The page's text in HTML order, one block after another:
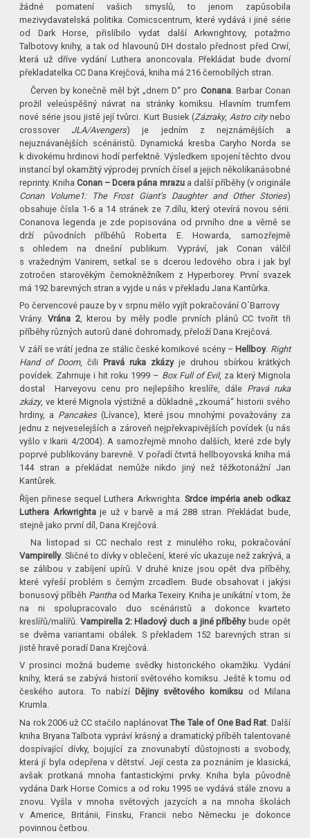
žádné pomatení vašich smyslů, to jenom zapůsobila
mezivydavatelská politika. Comicscentrum, které vydává i jiné série
od Dark Horse, přislíbilo vydat další Arkwrightovy, potažmo
Talbotovy knihy, a tak od hlavounů DH dostalo přednost před Crwí,
která už dříve vydání Luthera anoncovala. Překládat bude dvorní
překladatelka CC Dana Krejčová, kniha má 216 černobílých stran.
Červen by konečně měl být „dnem D“ pro Conana. Barbar Conan
prožil veleúspěšný návrat na stránky komiksu. Hlavním trumfem
nové série jsou jistě její tvůrci. Kurt Busiek (Zázraky, Astro citynebo
crossover JLA/Avengers) je jedním z nejznámějších a
nejuznávanějších scénáristů. Dynamická kresba Caryho Norda se
k divokému hrdinovi hodí perfektně. Výsledkem spojení těchto dvou
instancí byl okamžitý výprodej prvních čísel a jejich několikanásobné
reprinty. KnihaConan – Dcera pána mrazua další příběhy (v originále
Conan Volume1: The Frost Giant’s Daughter and Other Stories)
obsahuje čísla 1-6 a 14 stránek ze 7.dílu, který otevírá novou sérii.
Conanova legenda je zde popisována od prvního dne a věrně se
drží původních příběhů Roberta E. Howarda, samozřejmě
s ohledem na dnešní publikum. Vypráví, jak Conan válčil
s vražedným Vanirem, setkal se s dcerou ledového obra i jak byl
zotročen starověkým černokněžníkem z Hyperborey. První svazek
má 192 barevných stran a vyjde u nás v překladu Jana Kantůrka.
Po červencové pauze by v srpnu mělo vyjít pokračování O´Barrovy
Vrány. Vrána 2, kterou by měly podle prvních plánů CC tvořit tři
příběhy různých autorů dané dohromady, přeloží Dana Krejčová.
V září se vrátí jedna ze stálic české komikové scény – Hellboy. Right
Hand of Doom, čili Pravá ruka zkázyje druhou sbírkou krátkých
povídek. Zahrnuje i hit roku 1999 – Box Full of Evil, za který Mignola
dostal Harveyovu cenu pro nejlepšího kreslíře, dále Pravá ruka
zkázy, ve které Mignola výstižně a důkladně „zkoumá“ historii svého
hrdiny, a Pancakes(Lívance), které jsou mnohými považovány za
jednu z nejveselejších a zároveň nejpřekvapivějších povídek (u nás
vyšlo v Ikarii 4/2004). A samozřejmě mnoho dalších, které zde byly
poprvé publikovány barevně. V pořadí čtvrtá hellboyovská kniha má
144 stran a překládat nemůže nikdo jiný než těžkotonážní Jan
Kantůrek.
Říjen přinese sequel Luthera Arkwrighta. Srdce impéria aneb odkaz
Luthera Arkwrightaje už v barvě a má 288 stran. Překládat bude,
stejně jako první díl, Dana Krejčová.
Na listopad si CC nechalo rest z minulého roku, pokračování
Vampirelly. Sličné to dívky v oblečení, které víc ukazuje než zakrývá, a
se zálibou v zabíjení upírů. V druhé knize jsou opět dva příběhy,
které vyřeší problém s černým zrcadlem. Bude obsahovat i jakýsi
bonusový příběh Panthaod Marka Texeiry. Kniha je unikátní v tom, že
na ni spolupracovalo duo scénáristů a dokonce kvarteto
kreslířů/malířů. Vampirella 2: Hladový duch a jiné příběhybude opět
se dvěma variantami obálek. S překladem 152 barevných stran si
jistě hravě poradí Dana Krejčová.
V prosinci možná budeme svědky historického okamžiku. Vydání
knihy, která se zabývá historií světového komiksu. Ještě k tomu od
českého autora. To nabízí Dějiny světového komiksu od Milana
Krumla.
Na rok 2006 už CC stačilo naplánovatThe Tale of One Bad Rat . Další
kniha Bryana Talbota vypráví krásný a dramatický příběh talentované
dospívající dívky, bojující za znovunabytí důstojnosti a svobody,
která jí byla odepřena v dětství. Její cesta za poznáním je klasická,
avšak protkaná mnoha fantastickými prvky. Kniha byla původně
vydána Dark Horse Comics a od roku 1995 se vydává stále znovu a
znovu. Vyšla v mnoha světových jazycích a na mnoha školách
v Americe, Británii, Finsku, Francii nebo Německu je dokonce
povinnou četbou.